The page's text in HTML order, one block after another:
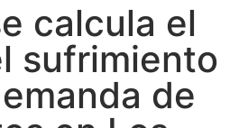
calcula el
sufrimiento
de